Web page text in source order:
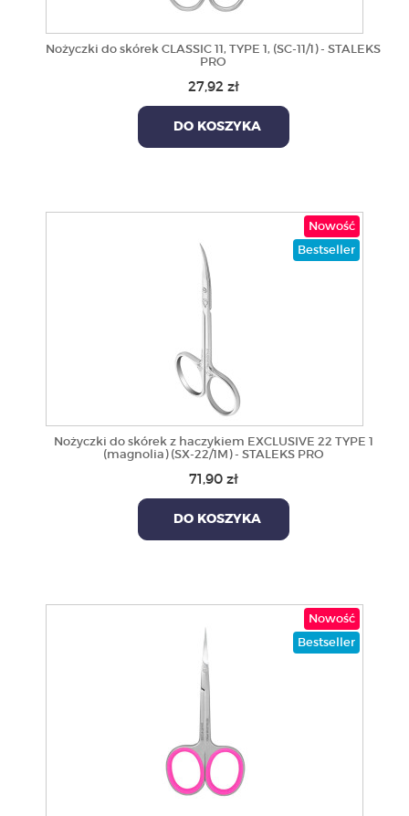
Nożyczki do skórek CLASSIC 11, TYPE 1, (SC-11/1) - STALEKS
PRO
27,92 zł
DO KOSZYKA
Nowość
Bestseller
Nożyczki do skórek z haczykiem EXCLUSIVE 22 TYPE 1
(magnolia) (SX-22/1M) - STALEKS PRO
71,90 zł
DO KOSZYKA
Nowość
Bestseller